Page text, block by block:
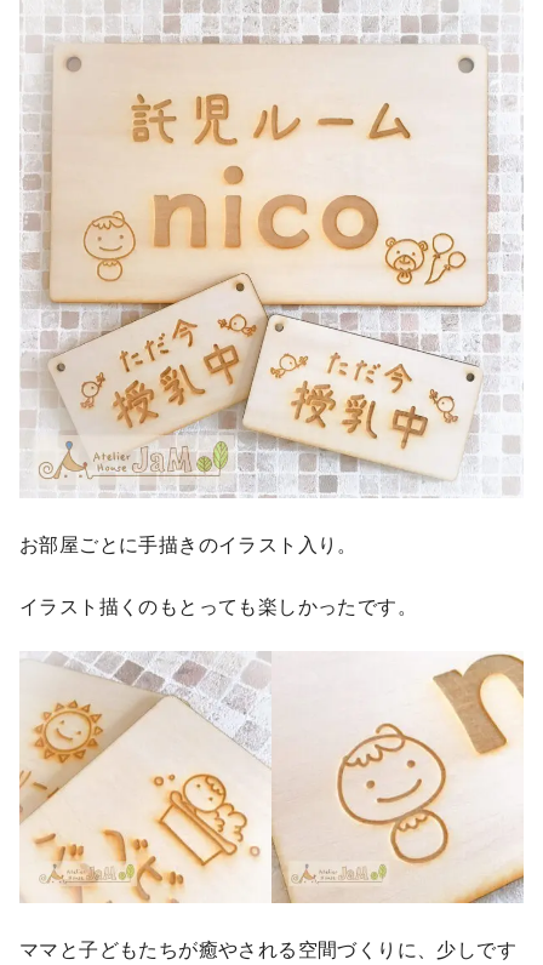
お部屋ごとに手描きのイラスト入り。
イラスト描くのもとっても楽しかったです。
ママと子どもたちが癒やされる空間づくりに、少しです